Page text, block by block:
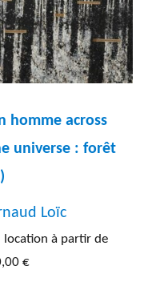
homme across
universe : forêt
Loïc
location à partir de
€